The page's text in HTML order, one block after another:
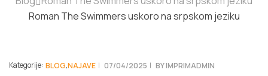
Roman The Swimmers uskoro na srpskom jeziku
07/04/2025
Kategorije: BLOG,NAJAVE BYIMPRIMADMIN